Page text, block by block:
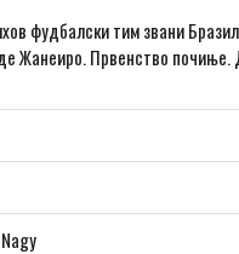
фудбалски тим звани
Жанеиро. Првенство почиње.